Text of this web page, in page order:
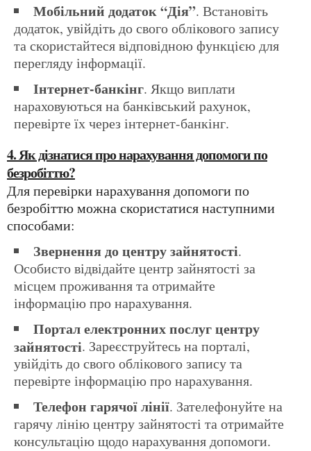
Мобільний додаток “Дія”. Встановіть
додаток, увійдіть до свого облікового запису
та скористайтеся відповідною функцією для
перегляду інформації.
Інтернет-банкінг. Якщо виплати
нараховуються на банківський рахунок,
перевірте їх через інтернет-банкінг.
4. Як дізнатися про нарахування допомоги по
безробіттю?
Для перевірки нарахування допомоги по
безробіттю можна скористатися наступними
способами:
Звернення до центру зайнятості.
Особисто відвідайте центр зайнятості за
місцем проживання та отримайте
інформацію про нарахування.
Портал електронних послуг центру
зайнятості. Зареєструйтесь на порталі,
увійдіть до свого облікового запису та
перевірте інформацію про нарахування.
Телефон гарячої лінії. Зателефонуйте на
гарячу лінію центру зайнятості та отримайте
консультацію щодо нарахування допомоги.